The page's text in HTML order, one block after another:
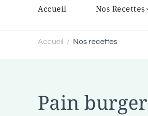
Accueil Nos Recettes
Accueil / Nos recettes
Pain burger